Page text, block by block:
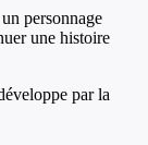
personnage
une histoire
par la